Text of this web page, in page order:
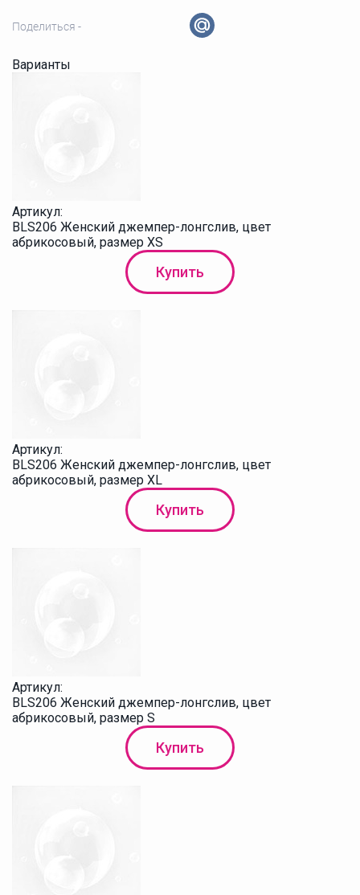
Поделиться -
Варианты
Артикул:
BLS206 Женский джемпер-лонгслив, цвет
абрикосовый, размер XS
Купить
Артикул:
BLS206 Женский джемпер-лонгслив, цвет
абрикосовый, размер XL
Купить
Артикул:
BLS206 Женский джемпер-лонгслив, цвет
абрикосовый, размер S
Купить